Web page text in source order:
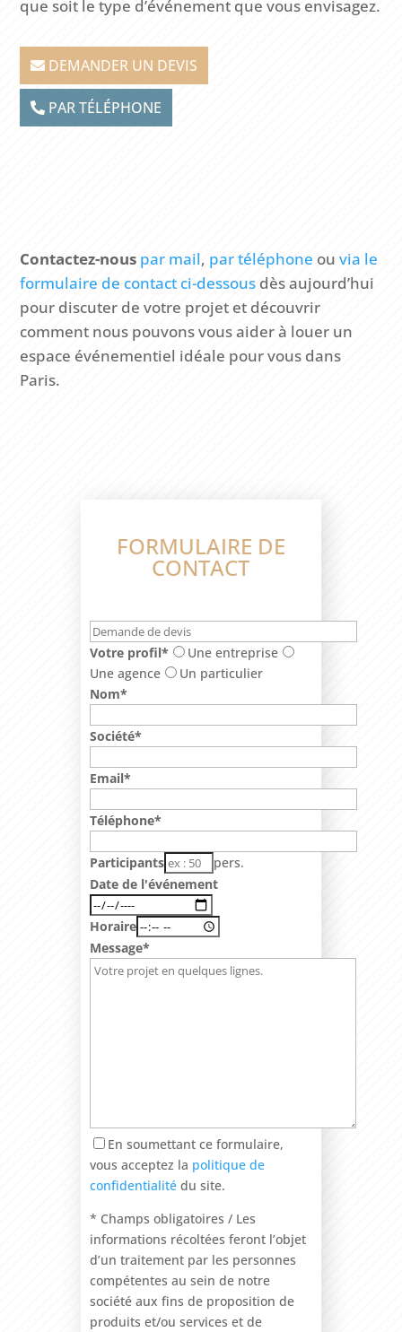
que soit le type d’événement que vous envisagez.
DEMANDER UN DEVIS
PAR TÉLÉPHONE
Contactez-nous par mail, par téléphone ouvia le
formulaire de contact ci-dessous dès aujourd’hui
pour discuter de votre projet et découvrir
comment nous pouvons vous aider à louer un
espace événementiel idéale pour vous dans
Paris.
FORMULAIRE DE
CONTACT
Votre profil*
Une entreprise
Une agence
Un particulier
Nom*
Société*
Email*
Téléphone*
Participants
pers.
Date de l'événement
Horaire
Message*
En soumettant ce formulaire,
vous acceptez la politique de
confidentialitédu site.
* Champs obligatoires / Les
informations récoltées feront l’objet
d’un traitement par les personnes
compétentes au sein de notre
société aux fins de proposition de
produits et/ou services et de